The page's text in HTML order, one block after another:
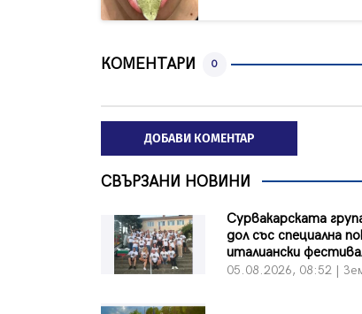
КОМЕНТАРИ 0
ДОБАВИ КОМЕНТАР
СВЪРЗАНИ НОВИНИ
Сурвакарската
дол със специална
италиански
05.08.2026, 08:52 |